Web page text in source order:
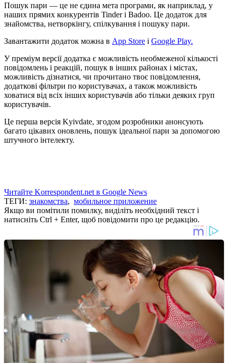
Пошук пари — це не єдина мета програми, як наприклад, у
наших прямих конкурентів Tinder і Badoo. Це додаток для
знайомства, нетворкінгу, спілкування і пошуку пари.
Завантажити додаток можна в App Store і Google Play.
У преміум версії додатка є можливість необмеженої кількості
повідомлень і реакцій, пошук в інших районах і містах,
можливість дізнатися, чи прочитано твоє повідомлення,
додаткові фільтри по користувачах, а також можливість
ховатися від всіх інших користувачів або тільки деяких груп
користувачів.
Це перша версія Kyivdate, згодом розробники анонсують
багато цікавих оновлень, пошук ідеальної пари за допомогою
штучного інтелекту.
Читайте Korrespondent.net в Google News
ТЕГИ: знакомства, мобильное приложение
Якщо ви помітили помилку, виділіть необхідний текст і
натисніть Ctrl + Enter, щоб повідомити про це редакцію.